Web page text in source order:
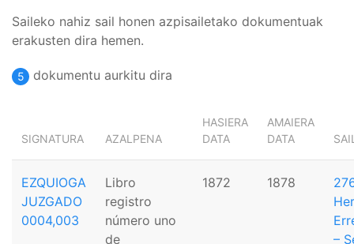
Saileko nahiz sail honen azpisailetako dokumentuak
erakusten dira hemen.
5 dokumentu aurkitu dira
SIGNATURA AZALPENA
HASIERA
DATA
AMAIERA
DATA
EZQUIOGA
JUZGADO
0004,003
Libro
registro
número uno
de
1872 1878
–